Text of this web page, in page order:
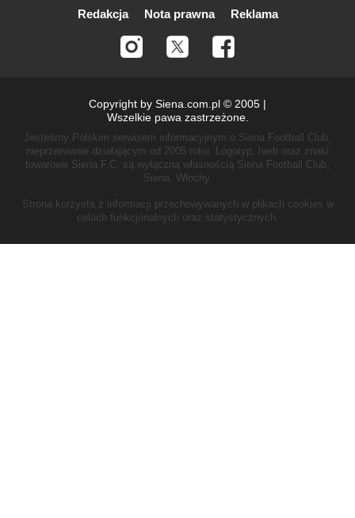
Redakcja Nota prawna Reklama
Copyright by Siena.com.pl © 2005 |
Wszelkie pawa zastrzeżone.
Jesteśmy Polskim serwisem informacyjnym o Siena Football Club,
nieprzerwanie działającym od 2005 roku.
Logotyp, herb oraz znaki
towarowe Siena F.C. są wyłączną własnością Siena Football Club,
Siena, Włochy.
Strona korzysta z informacji przechowywanych w plikach cookies w
celach funkcjonalnych oraz statystycznych.